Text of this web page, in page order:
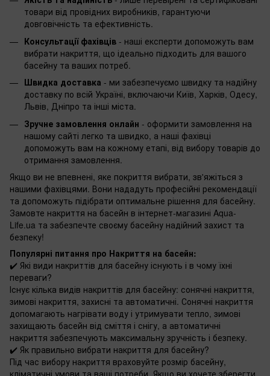
товари від провідних виробників, гарантуючи
довговічність та ефективність.
Консультації фахівців - наші експерти допоможуть вам
вибрати накриття, що ідеально підходить для вашого
басейну та ваших потреб.
Швидка доставка - ми забезпечуємо швидку та надійну
доставку по всій Україні, включаючи Київ, Харків, Одесу,
Львів, Дніпро та інші міста.
Зручне замовлення онлайн - оформити замовлення на
нашому сайті легко та швидко, а наші фахівці
допоможуть вам на кожному етапі, від вибору товарів до
отримання замовлення.
Якщо ви не впевнені, яке покриття вибрати, зв'яжіться з
нашими фахівцями. Вони нададуть професійні рекомендації
та допоможуть підібрати оптимальне рішення для басейну.
Замовте накриття на басейн в інтернет-магазині Aqua-
Life.ua та забезпечте своєму басейну надійний захист та
безпеку!
Популярні питання про Накриття на басейн:
✔️ Які види накриттів для басейну існують і в чому їхні
переваги?
Існує кілька видів накриттів для басейну: сонячні накриття,
зимові накриття, захисні та автоматичні. Сонячні накриття
допомагають нагрівати воду і утримувати тепло, зимові
захищають басейн від сміття і снігу, а автоматичні
накриття забезпечують максимальну зручність і безпеку.
✔️ Як правильно вибрати накриття для басейну?
Під час вибору накриття враховуйте розмір басейну,
кліматичні умови та ваші потреби. Якщо ви хочете зберегти